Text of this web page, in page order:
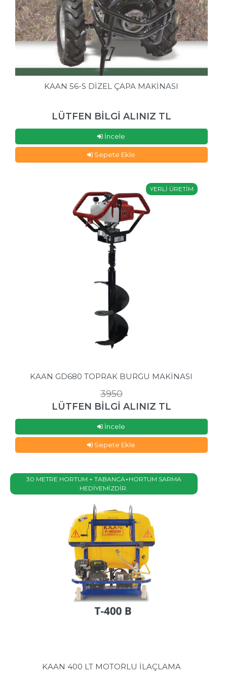
KAAN 56-S DİZEL ÇAPA MAKİNASI
LÜTFEN BİLGİ ALINIZ TL
İncele
Sepete Ekle
YERLİ ÜRETİM
KAAN GD680 TOPRAK BURGU MAKİNASI
3950
LÜTFEN BİLGİ ALINIZ TL
İncele
Sepete Ekle
30 METRE HORTUM + TABANCA+HORTUM SARMA
HEDİYEMİZDİR.
KAAN 400 LT MOTORLU İLAÇLAMA